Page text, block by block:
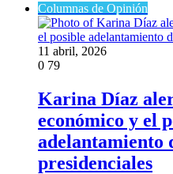
Columnas de Opinión
11 abril, 2026
0 79
Karina Díaz
económico y el
adelantamiento
presidenciales